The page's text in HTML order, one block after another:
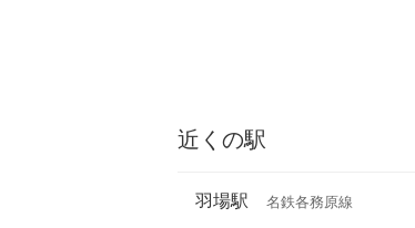
近くの駅
羽場駅 名鉄各務原線